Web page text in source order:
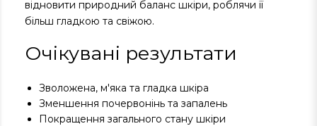
відновити природний баланс шкіри, роблячи її
більш гладкою та свіжою.
Очікувані результати
Зволожена, м'яка та гладка шкіра
Зменшення почервонінь та запалень
Покращення загального стану шкіри